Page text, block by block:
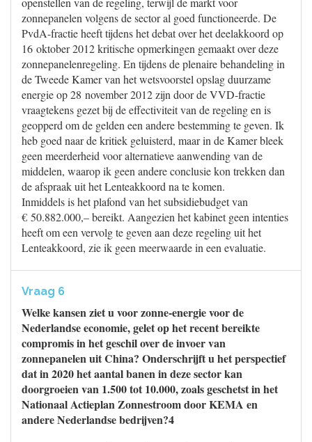
zonnepanelen volgens de sector al goed functioneerde. De
PvdA-fractie heeft tijdens het debat over het deelakkoord op
16 oktober 2012 kritische opmerkingen gemaakt over deze
zonnepanelenregeling. En tijdens de plenaire behandeling in
de Tweede Kamer van het wetsvoorstel opslag duurzame
energie op 28 november 2012 zijn door de VVD-fractie
vraagtekens gezet bij de effectiviteit van de regeling en is
geopperd om de gelden een andere bestemming te geven. Ik
heb goed naar de kritiek geluisterd, maar in de Kamer bleek
geen meerderheid voor alternatieve aanwending van de
middelen, waarop ik geen andere conclusie kon trekken dan
de afspraak uit het Lenteakkoord na te komen.
Inmiddels is het plafond van het subsidiebudget van
€ 50.882.000,– bereikt. Aangezien het kabinet geen intenties
heeft om een vervolg te geven aan deze regeling uit het
Lenteakkoord, zie ik geen meerwaarde in een evaluatie.
Vraag 6
Welke kansen ziet u voor zonne-energie voor de
Nederlandse economie, gelet op het recent bereikte
compromis in het geschil over de invoer van
zonnepanelen uit China? Onderschrijft u het perspectief
dat in 2020 het aantal banen in deze sector kan
doorgroeien van 1.500 tot 10.000, zoals geschetst in het
Nationaal Actieplan Zonnestroom door KEMA en
andere Nederlandse bedrijven?4